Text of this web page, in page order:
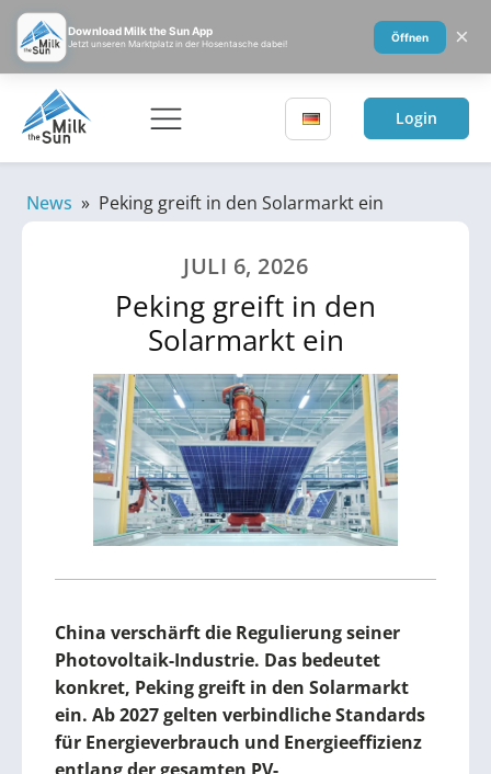
Login
News » Peking greift in den Solarmarkt ein
JULI 6, 2026
Peking greift in den
Solarmarkt ein
China verschärft die Regulierung seiner
Photovoltaik-Industrie. Das bedeutet
konkret, Peking greift in den Solarmarkt
ein. Ab 2027 gelten verbindliche Standards
für Energieverbrauch und Energieeffizienz
Download Milk the Sun App
Jetzt unseren Marktplatz in der Hosentasche dabei!
Öffnen ×